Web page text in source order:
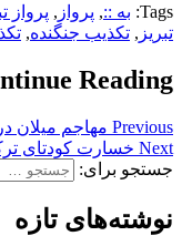
Tags: به ::, پرواز , پرواز
تبریز , تکذیب جنگنده,
Reading
Previous مهاجم میلان در 2 راهی آرسنال و اتلتیکو
Next خسارت کودتای
جستجو برای:
نوشته‌های تازه